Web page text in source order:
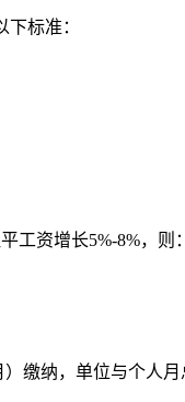
标准：
工资增长5%-8%，则
纳，单位与个人月